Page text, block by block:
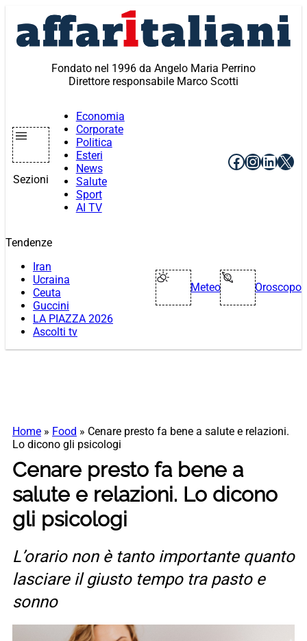
contenuto
Fondato nel 1996 da Angelo Maria Perrino
Direttore responsabile Marco Scotti
Sezioni
Economia
Corporate
Politica
Esteri
News
Salute
Sport
AI TV
Facebook
X
Tendenze
Iran
Ucraina
Ceuta
Guccini
LA PIAZZA 2026
Ascolti tv
Meteo Oroscopo
Home » Food » Cenare presto fa bene a salute e relazioni.
Lo dicono gli psicologi
Cenare presto fa bene a
salute e relazioni. Lo dicono
gli psicologi
L’orario non è tanto importante quanto
lasciare il giusto tempo tra pasto e
sonno